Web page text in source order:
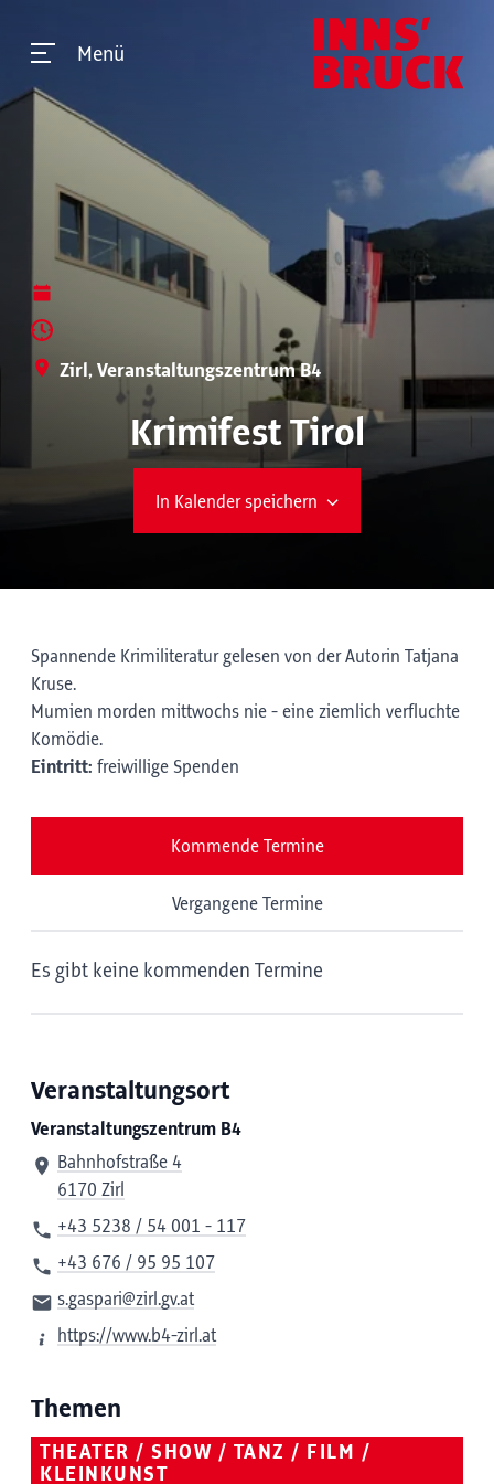
Menü
Zirl, Veranstaltungszentrum B4
Krimifest Tirol
In Kalender speichern
Spannende Krimiliteratur gelesen von der Autorin Tatjana
Kruse.
Mumien morden mittwochs nie - eine ziemlich verfluchte
Komödie.
Eintritt: freiwillige Spenden
Kommende Termine
Vergangene Termine
Es gibt keine kommenden Termine
Veranstaltungsort
Veranstaltungszentrum B4
Bahnhofstraße 4
6170 Zirl
+43 5238 / 54 001 - 117
+43 676 / 95 95 107
s.gaspari@zirl.gv.at
https://www.b4-zirl.at
Themen
THEATER / SHOW / TANZ / FILM /
KLEINKUNST